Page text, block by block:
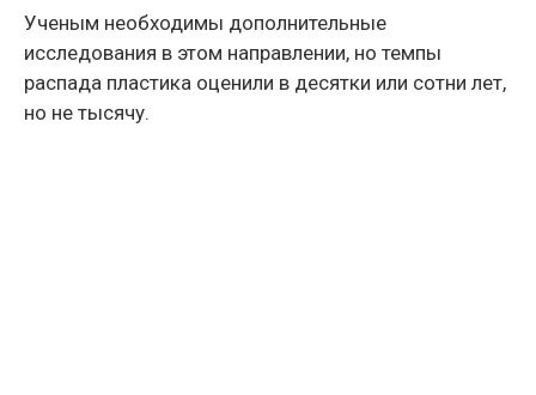
Ученым необходимы дополнительные
исследования в этом направлении, но темпы
распада пластика оценили в десятки или сотни лет,
но не тысячу.